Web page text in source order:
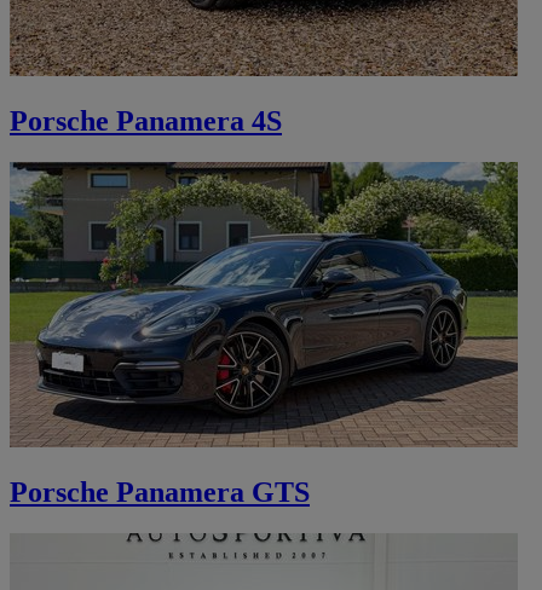
Porsche Panamera 4S
Porsche Panamera GTS